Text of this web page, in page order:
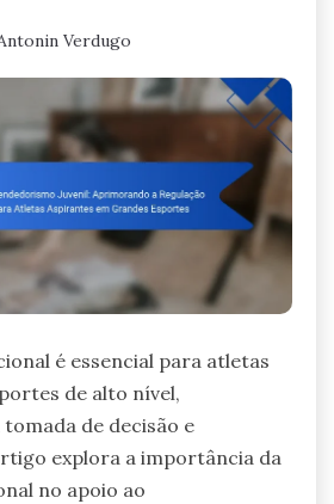
Verdugo
é essencial para atletas
de alto nível,
de decisão e
explora a importância da
no apoio ao